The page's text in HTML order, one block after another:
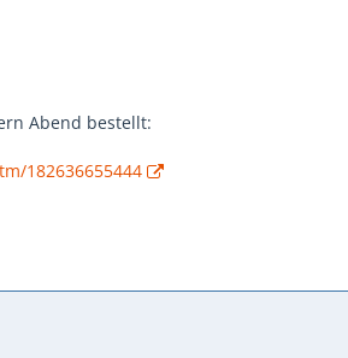
Abend bestellt:
182636655444